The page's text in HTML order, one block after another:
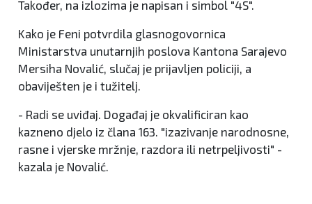
Također, na izlozima je napisan i simbol "4S".
Kako je Feni potvrdila glasnogovornica
Ministarstva unutarnjih poslova Kantona Sarajevo
Mersiha Novalić, slučaj je prijavljen policiji, a
obaviješten je i tužitelj.
- Radi se uviđaj. Događaj je okvalificiran kao
kazneno djelo iz člana 163. "izazivanje narodnosne,
rasne i vjerske mržnje, razdora ili netrpeljivosti" -
kazala je Novalić.